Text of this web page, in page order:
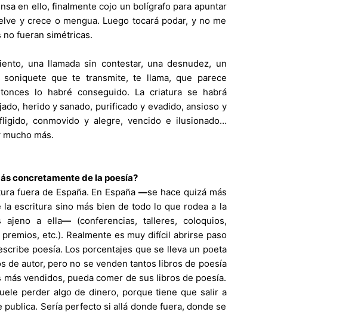
en ello, finalmente cojo un bolígrafo para apuntar
y crece o mengua. Luego tocará podar, y no me
no fueran simétricas.
una llamada sin contestar, una desnudez, un
que te transmite, te llama, que parece
lo habré conseguido. La criatura se habrá
herido y sanado, purificado y evadido, ansioso y
conmovido y alegre, vencido e ilusionado…
más.
concretamente de la poesía?
fuera de España. En España—se hace quizá más
escritura sino más bien de todo lo que rodea a la
ajeno a ella—(conferencias, talleres, coloquios,
etc.). Realmente es muy difícil abrirse paso
poesía. Los porcentajes que se lleva un poeta
de autor, pero no se venden tantos libros de poesía
vendidos, pueda comer de sus libros de poesía.
perder algo de dinero, porque tiene que salir a
Sería perfecto si allá donde fuera, donde se